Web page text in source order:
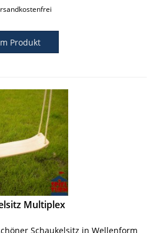
Produkt
Multiplex
Schaukelsitz in Wellenform